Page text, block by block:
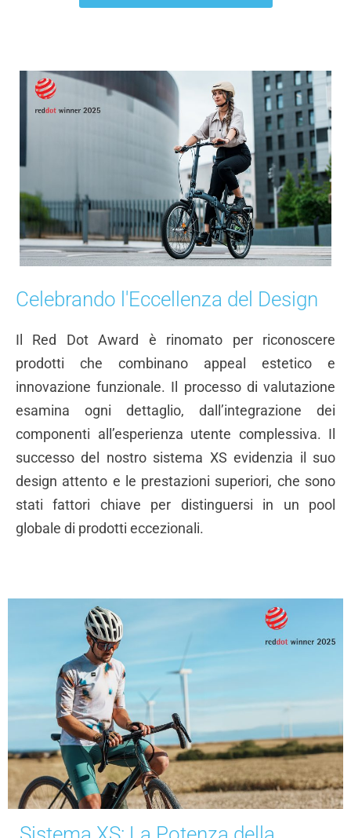
Celebrando l'Eccellenza del Design
Il Red Dot Award è rinomato per riconoscere
prodotti che combinano appeal estetico e
innovazione funzionale. Il processo di valutazione
esamina ogni dettaglio, dall’integrazione dei
componenti all’esperienza utente complessiva. Il
successo del nostro sistema XS evidenzia il suo
design attento e le prestazioni superiori, che sono
stati fattori chiave per distinguersi in un pool
globale di prodotti eccezionali.